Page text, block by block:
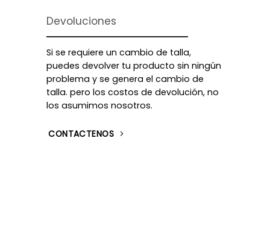
Devoluciones
Si se requiere un cambio de talla,
puedes devolver tu producto sin ningún
problema y se genera el cambio de
talla. pero los costos de devolución, no
los asumimos nosotros.
CONTACTENOS